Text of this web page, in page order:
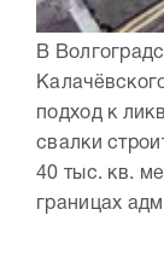
В
подход к
свалки
40 тыс. кв.
границах